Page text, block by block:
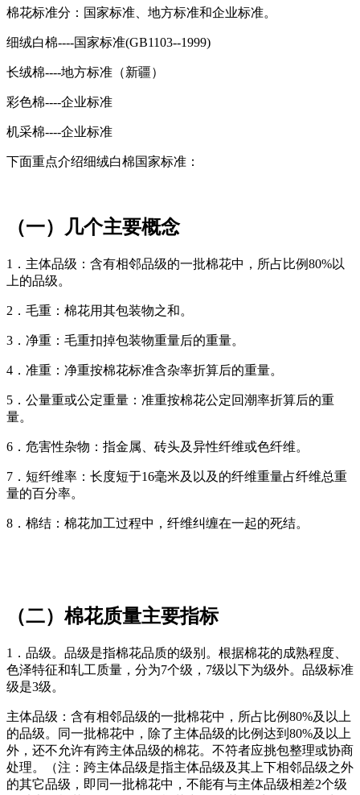
棉花标准分：国家标准、地方标准和企业标准。
细绒白棉----国家标准(GB1103--1999)
长绒棉----地方标准（新疆）
彩色棉----企业标准
机采棉----企业标准
下面重点介绍细绒白棉国家标准：
（一）几个主要概念
1．主体品级：含有相邻品级的一批棉花中，所占比例80%以
上的品级。
2．毛重：棉花用其包装物之和。
3．净重：毛重扣掉包装物重量后的重量。
4．准重：净重按棉花标准含杂率折算后的重量。
5．公量重或公定重量：准重按棉花公定回潮率折算后的重
量。
6．危害性杂物：指金属、砖头及异性纤维或色纤维。
7．短纤维率：长度短于16毫米及以及的纤维重量占纤维总重
量的百分率。
8．棉结：棉花加工过程中，纤维纠缠在一起的死结。
（二）棉花质量主要指标
1．品级。品级是指棉花品质的级别。根据棉花的成熟程度、
色泽特征和轧工质量，分为7个级，7级以下为级外。品级标准
级是3级。
主体品级：含有相邻品级的一批棉花中，所占比例80%及以上
的品级。同一批棉花中，除了主体品级的比例达到80%及以上
外，还不允许有跨主体品级的棉花。不符者应挑包整理或协商
处理。（注：跨主体品级是指主体品级及其上下相邻品级之外
的其它品级，即同一批棉花中，不能有与主体品级相差2个级